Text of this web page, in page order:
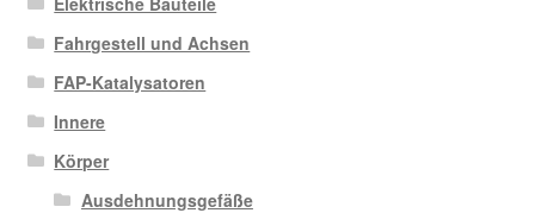
Fahrgestell und Achsen
FAP-Katalysatoren
Innere
Körper
Ausdehnungsgefäße